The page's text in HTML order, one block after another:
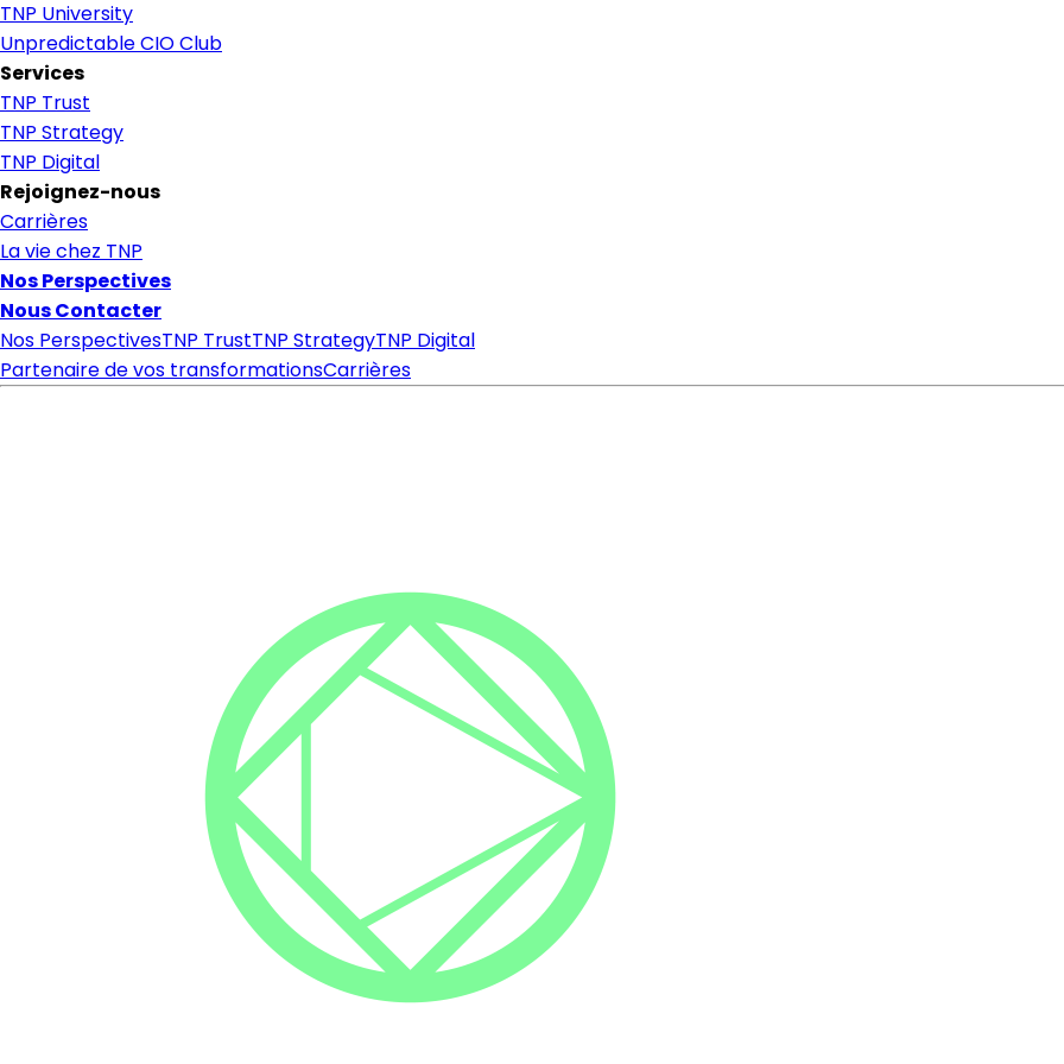
TNP University
Unpredictable CIO Club
Services
TNP Trust
TNP Strategy
TNP Digital
Rejoignez-nous
Carrières
La vie chez TNP
Nos Perspectives
Nous Contacter
Nos PerspectivesTNP TrustTNP StrategyTNP Digital
Partenaire de vos transformationsCarrières